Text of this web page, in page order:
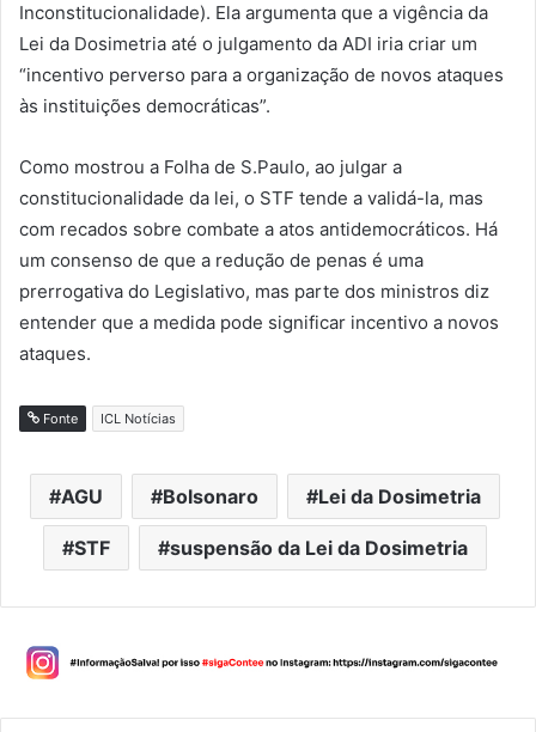
Inconstitucionalidade). Ela argumenta que a vigência da
Lei da Dosimetria até o julgamento da ADI iria criar um
“incentivo perverso para a organização de novos ataques
às instituições democráticas”.
Como mostrou a Folha de S.Paulo, ao julgar a
constitucionalidade da lei, o STF tende a validá-la, mas
com recados sobre combate a atos antidemocráticos. Há
um consenso de que a redução de penas é uma
prerrogativa do Legislativo, mas parte dos ministros diz
entender que a medida pode significar incentivo a novos
ataques.
Fonte ICL Notícias
AGU Bolsonaro Lei da Dosimetria
STF suspensão da Lei da Dosimetria